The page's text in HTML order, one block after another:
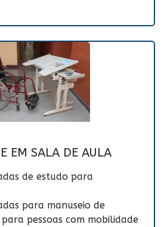
EM SALA DE AULA
de estudo para
para manuseio de
pessoas com mobilidade